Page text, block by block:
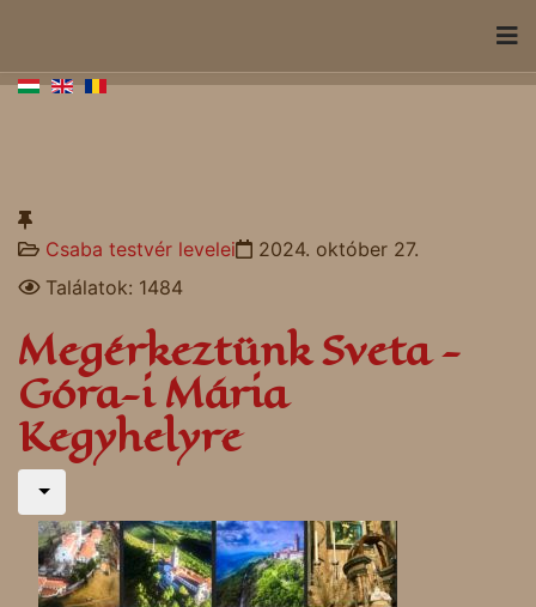
Csaba testvér levelei
2024. október 27.
Találatok: 1484
Megérkeztünk Sveta -
Góra-i Mária
Kegyhelyre